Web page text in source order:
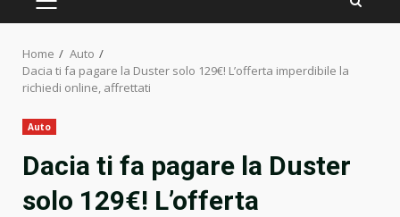
PRIMARY
Home
Auto
Dacia ti fa pagare la Duster solo 129€! L’offerta imperdibile la
richiedi online, affrettati
Auto
Dacia ti fa pagare la Duster
solo 129€! L’offerta